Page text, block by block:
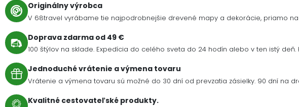
Originálny výrobca
V 68travel vyrábame tie najpodrobnejšie drevené mapy a dekorácie, priamo na
Doprava zdarma od 49 €
100 štýlov na sklade. Expedícia do celého sveta do 24 hodín alebo v ten istý
Jednoduché vrátenie a výmena tovaru
Vrátenie a výmena tovaru sú možné do 30 dní od prevzatia zásielky. 90 dní na
Kvalitné cestovateľské produkty.